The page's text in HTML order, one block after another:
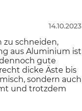
14.10.2023
zu schneiden,
aus Aluminium ist
gute
dicke Äste bis
sondern auch
und trotzdem